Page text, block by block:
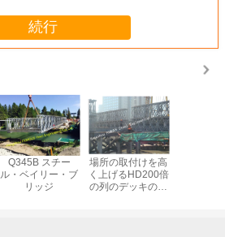
続行
Q345B スチー
ル・ベイリー・ブ
リッジ
場所の取付けを高
く上げるHD200倍
の列のデッキのタ